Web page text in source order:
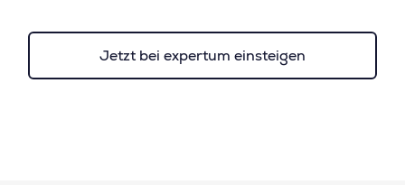
Jetzt bei expertum einsteigen